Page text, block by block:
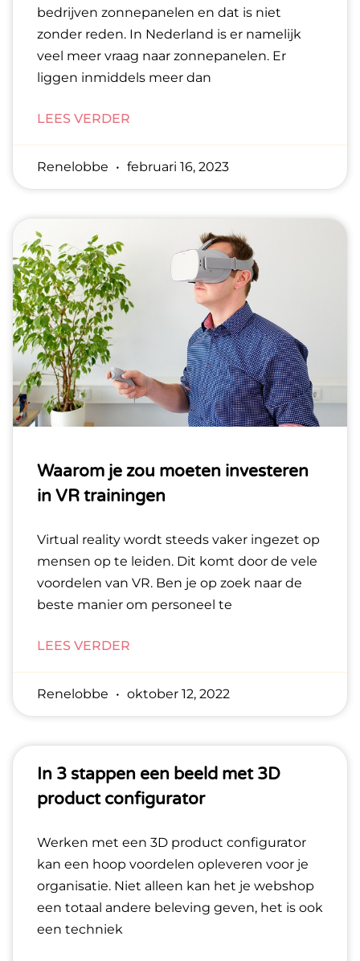
bedrijven zonnepanelen en dat is niet
zonder reden. In Nederland is er namelijk
veel meer vraag naar zonnepanelen. Er
liggen inmiddels meer dan
LEES VERDER
Renelobbe februari 16, 2023
Waarom je zou moeten investeren
in VR trainingen
Virtual reality wordt steeds vaker ingezet op
mensen op te leiden. Dit komt door de vele
voordelen van VR. Ben je op zoek naar de
beste manier om personeel te
LEES VERDER
Renelobbe oktober 12, 2022
In 3 stappen een beeld met 3D
product configurator
Werken met een 3D product configurator
kan een hoop voordelen opleveren voor je
organisatie. Niet alleen kan het je webshop
een totaal andere beleving geven, het is ook
een techniek